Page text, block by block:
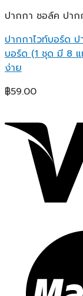
ปากกา ชอล์ค ปาก
ปากกาไวท์บอร์ด ป
บอร์ด (1 ชุด มี 8
ง่าย
฿59.00